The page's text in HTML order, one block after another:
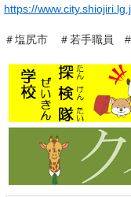
https://
＃塩尻市 ＃若手職員 #